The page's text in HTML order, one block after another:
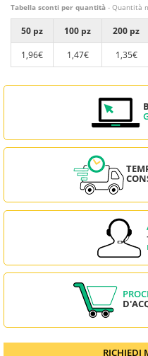
Tabella sconti per quantità - Quantità
50 pz 100 pz 200 pz
1,96€
1,47€ 1,35€
RICHIEDI